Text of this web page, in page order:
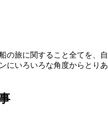
の旅に関すること全てを、自
にいろいろな角度からとりあ